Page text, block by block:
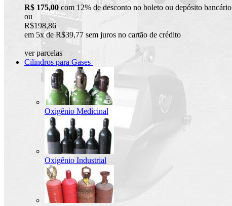
R$ 175,00 com 12% de desconto no boleto ou depósito bancário
ou
R$198,86
em 5x de R$39,77 sem juros no cartão de crédito
ver parcelas
Cilindros para Gases
Oxigênio Medicinal
Oxigênio Industrial